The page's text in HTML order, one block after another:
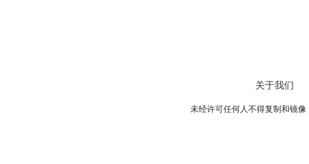
关于我们
未经许可任何人不得复制和镜